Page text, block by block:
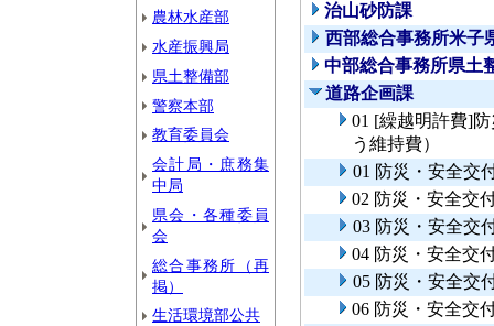
農林水産部
水産振興局
県土整備部
警察本部
教育委員会
会計局・庶務集
中局
県会・各種委員
会
総合事務所（再
掲）
生活環境部公共
治山砂防課
西部総合事務所米子
中部総合事務所県土
道路企画課
01 [繰越明許費]
う維持費）
01 防災・安全交
02 防災・安全交
03 防災・安全交
04 防災・安全交
05 防災・安全交
06 防災・安全交